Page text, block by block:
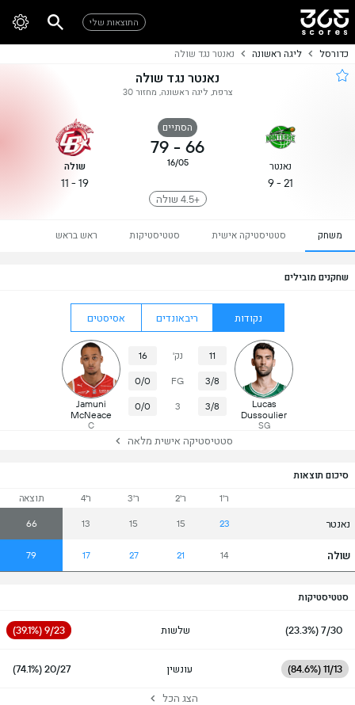
התוצאות שלי
כדורסל ליגה ראשונה נאנטר נגד שולה
נאנטר נגד שולה
צרפת, ליגה ראשונה, מחזור 30
נאנטר
21 - 9
הסתיים
66
-
79
16/05 שולה
19 - 11
+4.5 שולה
משחק סטטיסטיקה אישית סטטיסטיקות ראש בראש
סיכום תוצאות
ר'1 ר'2 ר'3 ר'4 תוצאה
נאנטר 23
15
15
13
66
שולה 14
21
27
17
79
שחקנים מובילים
נקודות ריבאונדים אסיסטים
Lucas
Dussoulier
SG
11 נק' 16
3/8
FG
0/0
3/8
3
0/0
Jamuni
McNeace
C
סטטיסטיקה אישית מלאה
סטטיסטיקות
7/30 (23.3%) שלשות 9/23 (39.1%)
11/13 (84.6%) עונשין 20/27 (74.1%)
הצג הכל